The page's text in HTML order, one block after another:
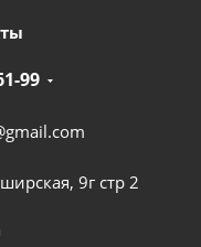
99
9г стр 2